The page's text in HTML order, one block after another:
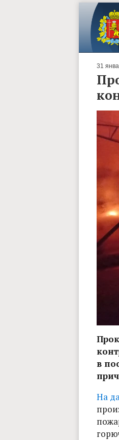
31
в
На